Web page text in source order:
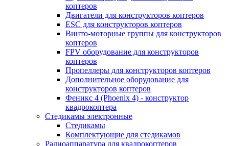
коптеров
Двигатели для конструкторов коптеров
ESC для конструкторов коптеров
Винто-моторные группы для конструкторов
коптеров
FPV оборудование для конструкторов
коптеров
Пропеллеры для конструкторов коптеров
Дополнительное оборудование для
конструкторов коптеров
Феникс 4 (Phoenix 4) - конструктор
квадрокоптера
Cтедикамы электронные
Стедикамы
Комплектующие для стедикамов
Радиоаппаратура для квадрокоптеров